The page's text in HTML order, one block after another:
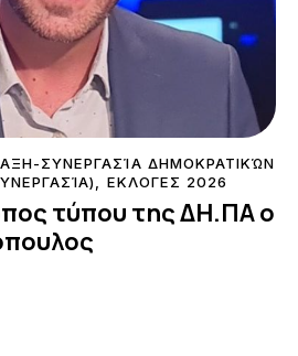
ΣΥΝΕΡΓΑΣΊΑ ΔΗΜΟΚΡΑΤΙΚΏΝ
ΕΚΛΟΓΕΣ 2026
τύπου της ΔΗ.ΠΑ ο